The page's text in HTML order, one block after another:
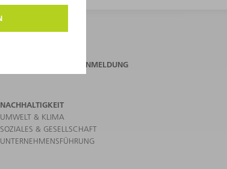
TRUMPF NEWSLETTERANMELDUNG
NACHHALTIGKEIT
UMWELT & KLIMA
SOZIALES & GESELLSCHAFT
UNTERNEHMENSFÜHRUNG